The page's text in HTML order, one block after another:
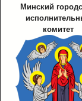
Минский
комитет